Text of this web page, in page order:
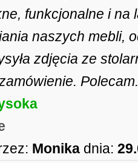
funkcjonalne i na
naszych mebli,
zdjęcia ze
Polecam.
Monika dnia: